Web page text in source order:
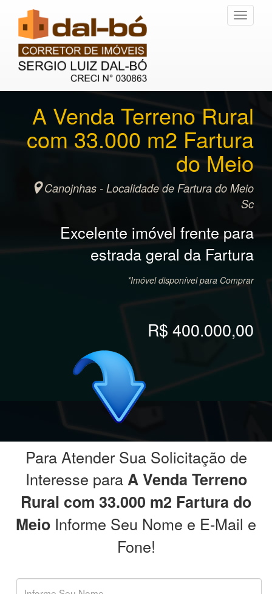
Toggle
A Venda Terreno Rural
com 33.000 m2 Fartura
do Meio
Canojnhas - Localidade de Fartura do Meio
Sc
Excelente imóvel frente para
estrada geral da Fartura
*Imóvel disponível para Comprar
R$ 400.000,00
Para Atender Sua Solicitação de
Interesse paraA Venda Terreno
Rural com 33.000 m2 Fartura do
Meio Informe Seu Nome e E-Mail e
Fone!